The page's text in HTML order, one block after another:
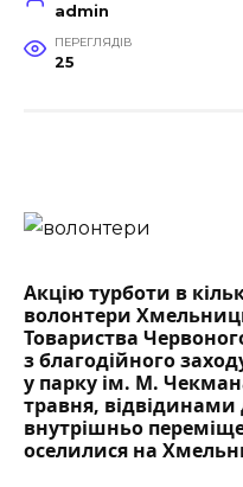
admin
ПЕРЕГЛЯДІВ
25
Акцію турботи в
волонтери
Товариства
з благодійного
у парку ім. М.
травня, відвідинами
внутрішньо
оселилися на